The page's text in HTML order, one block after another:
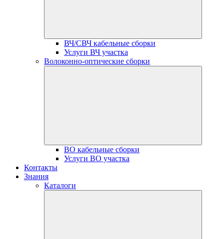
ВЧ/СВЧ кабельные сборки
Услуги ВЧ участка
Волоконно-оптические сборки
ВО кабельные сборки
Услуги ВО участка
Контакты
Знания
Каталоги